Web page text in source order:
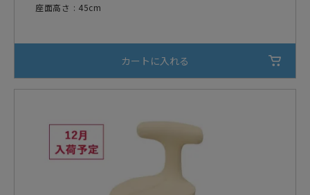
座面高さ : 45cm
カートに入れる